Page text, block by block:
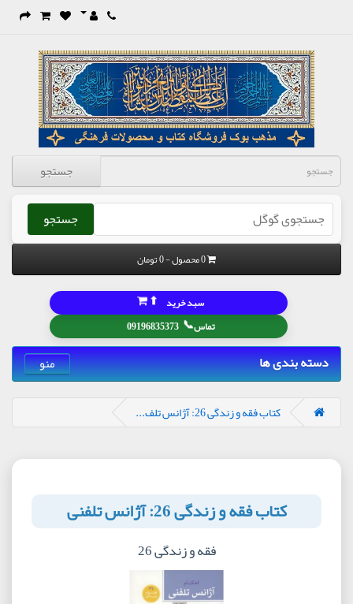
جستجو
جستجو
0 محصول - 0 تومان
تماس📞
09196835373
سبد خرید ⬆
دسته بندی ها منو
کتاب فقه و زندگی 26: آژانس تلف...
کتاب فقه و زندگی 26: آژانس تلفنی
فقه و زندگی 26